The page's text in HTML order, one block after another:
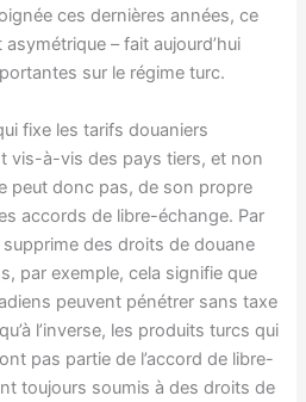
ces dernières années, ce
– fait aujourd’hui
sur le régime turc.
fixe les tarifs douaniers
vis-à-vis des pays tiers, et non
peut donc pas, de son propre
accords de libre-échange. Par
supprime des droits de douane
par exemple, cela signifie que
peuvent pénétrer sans taxe
l’inverse, les produits turcs qui
pas partie de l’accord de libre-
toujours soumis à des droits de